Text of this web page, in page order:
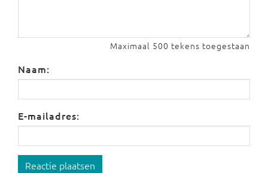
Maximaal 500 tekens toegestaan
Naam:
E-mailadres:
Reactie plaatsen